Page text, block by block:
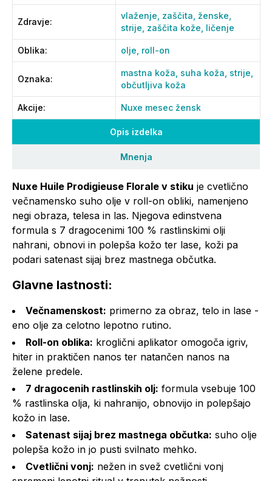
Opis izdelka
Mnenja
Nuxe Huile Prodigieuse Florale v stiku je cvetlično
večnamensko suho olje v roll-on obliki, namenjeno
negi obraza, telesa in las. Njegova edinstvena
formula s 7 dragocenimi 100 % rastlinskimi olji
nahrani, obnovi in polepša kožo ter lase, koži pa
podari satenast sijaj brez mastnega občutka.
Glavne lastnosti:
Večnamenskost: primerno za obraz, telo in lase -
eno olje za celotno lepotno rutino.
Roll-on oblika: kroglični aplikator omogoča igriv,
hiter in praktičen nanos ter natančen nanos na
želene predele.
7 dragocenih rastlinskih olj: formula vsebuje 100
% rastlinska olja, ki nahranijo, obnovijo in polepšajo
kožo in lase.
Satenast sijaj brez mastnega občutka: suho olje
polepša kožo in jo pusti svilnato mehko.
Cvetlični vonj: nežen in svež cvetlični vonj
Zdravje:
vlaženje, zaščita, ženske,
strije, zaščita kože, ličenje
Oblika: olje, roll-on
Oznaka:
mastna koža, suha koža, strije,
občutljiva koža
Akcije: Nuxe mesec žensk